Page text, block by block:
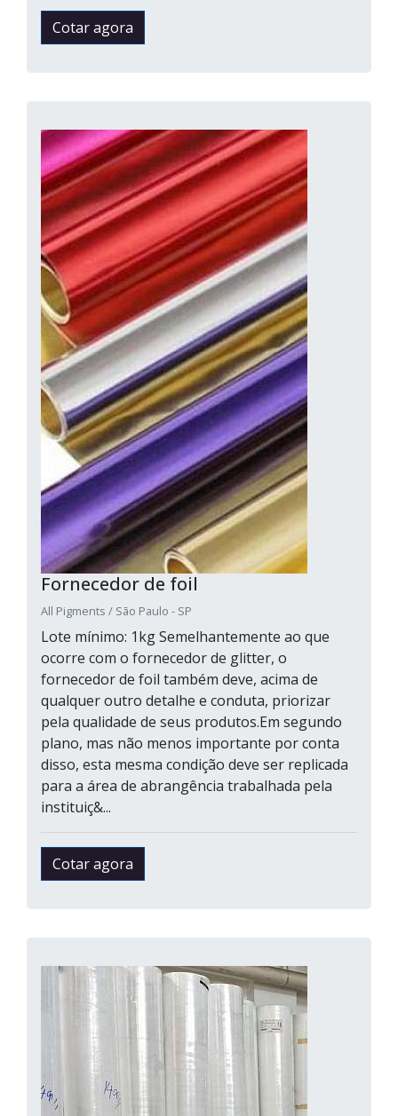
Cotar agora
Fornecedor de foil
All Pigments / São Paulo - SP
Lote mínimo: 1kg Semelhantemente ao que
ocorre com o fornecedor de glitter, o
fornecedor de foil também deve, acima de
qualquer outro detalhe e conduta, priorizar
pela qualidade de seus produtos.Em segundo
plano, mas não menos importante por conta
disso, esta mesma condição deve ser replicada
para a área de abrangência trabalhada pela
instituiç&...
Cotar agora